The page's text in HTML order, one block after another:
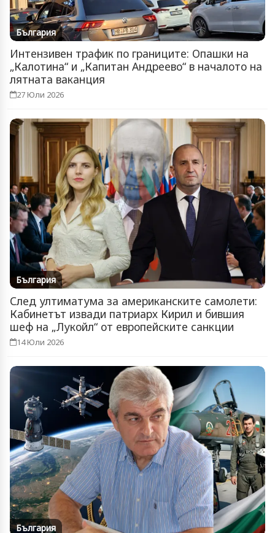
България
Интензивен трафик по границите: Опашки на
„Калотина“ и „Капитан Андреево“ в началото на
лятната ваканция
27 Юли 2026
България
След ултиматума за американските самолети:
Кабинетът извади патриарх Кирил и бившия
шеф на „Лукойл“ от европейските санкции
14 Юли 2026
България